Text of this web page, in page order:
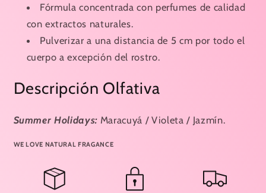
Fórmula concentrada con perfumes de calidad
con extractos naturales.
Pulverizar a una distancia de 5 cm por todo el
cuerpo a excepción del rostro.
Descripción Olfativa
Summer Holidays: Maracuyá / Violeta / Jazmín.
WE LOVE NATURAL FRAGANCE